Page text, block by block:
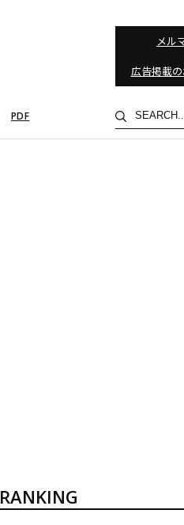
メル
広告掲載
PDF
検
索
RANKING